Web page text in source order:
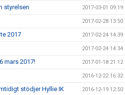
styrelsen 2017-03-01 09:19
2017-02-28 13:50
2017 2017-02-24 14:39
2017-02-24 14:34
mars 2017! 2017-01-18 21:12
2016-12-22 16:32
stödjer Hyllie IK 2016-12-19 12:50